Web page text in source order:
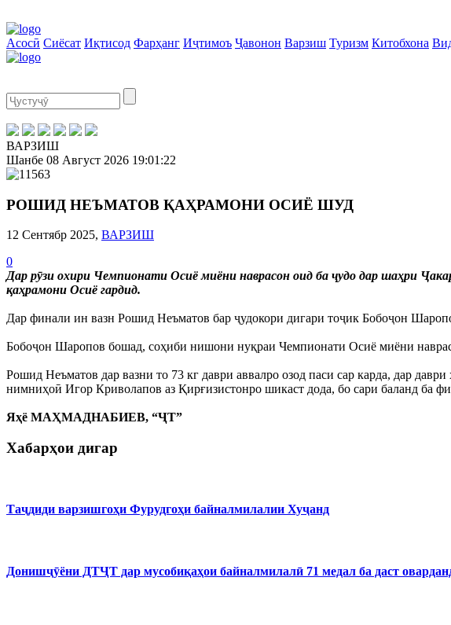
Асосӣ Сиёсат Иқтисод Фарҳанг Иҷтимоъ Ҷавонон Варзиш Туризм Китобхона
ВАРЗИШ
Шанбе 08 Август 2026 19:01:22
РОШИД НЕЪМАТОВ ҚАҲРАМОНИ ОСИЁ ШУД
12 Сентябр 2025, ВАРЗИШ
0
Дар рӯзи охири Чемпионати Осиё миёни наврасон оид ба ҷудо дар шаҳри
қаҳрамони Осиё гардид.
Дар финали ин вазн Рошид Неъматов бар ҷудокори дигари тоҷик Бобоҷон
Бобоҷон Шаропов бошад, соҳиби нишони нуқраи Чемпионати Осиё миёни
Рошид Неъматов дар вазни то 73 кг даври аввалро озод паси сар карда, дар
нимниҳоӣ Игор Криволапов аз Қирғизистонро шикаст дода, бо сари баланд ба
Яҳё МАҲМАДНАБИЕВ, “ҶТ”
Хабарҳои дигар
Таҷдиди варзишгоҳи Фурудгоҳи байналмилалии Хуҷанд
Донишҷӯёни ДТҶТ дар мусобиқаҳои байналмилалӣ 71 медал ба даст